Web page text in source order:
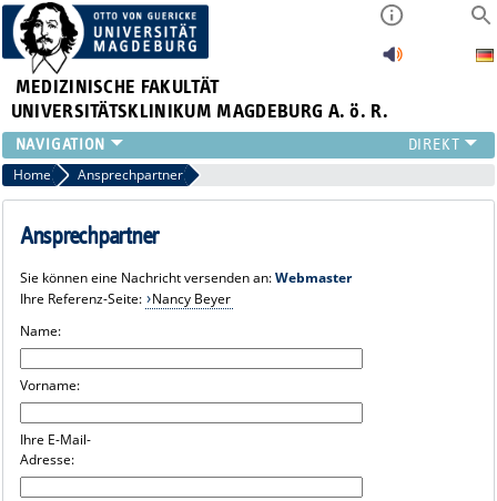
MEDIZINISCHE FAKULTÄT
UNIVERSITÄTSKLINIKUM MAGDEBURG A. ö. R.
INSTITUTE
KLINIKEN
ZENTRALE EINRICHTUNGEN
PRESSE
INTERNATIONAL
INTRANET
Home Ansprechpartner
Ansprechpartner
Sie können eine Nachricht versenden an:Webmaster
Ihre Referenz-Seite: Nancy Beyer
Name:
Vorname:
Ihre E-Mail-
Adresse: